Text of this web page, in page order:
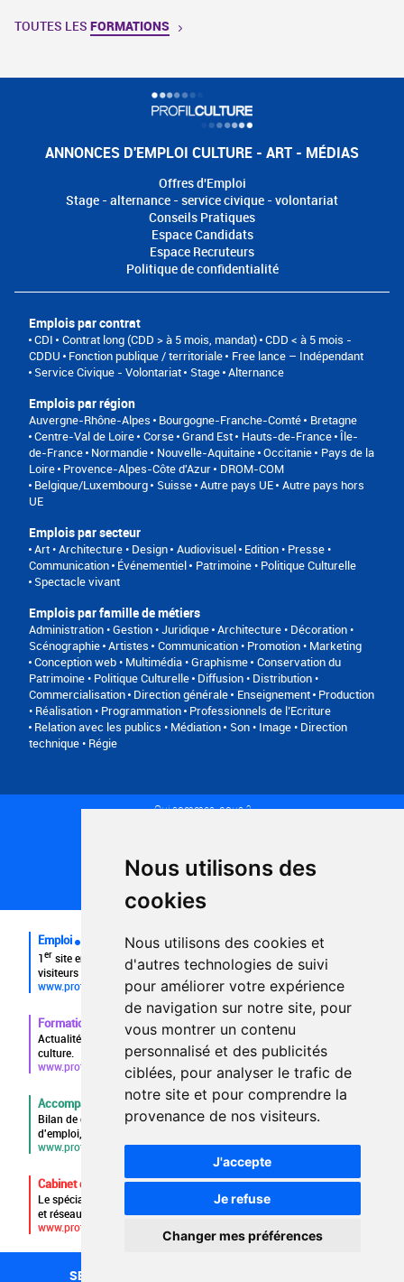
Nous utilisons des
cookies
Nous utilisons des cookies et
d'autres technologies de suivi
pour améliorer votre expérience
de navigation sur notre site, pour
vous montrer un contenu
personnalisé et des publicités
ciblées, pour analyser le trafic de
notre site et pour comprendre la
provenance de nos visiteurs.
J'accepte
Je refuse
Changer mes préférences
TOUTES LES FORMATIONS
ANNONCES D'EMPLOI CULTURE - ART - MÉDIAS
Offres d'Emploi
Stage - alternance - service civique - volontariat
Conseils Pratiques
Espace Candidats
Espace Recruteurs
Politique de confidentialité
Emplois par contrat
CDI Contrat long (CDD > à 5 mois, mandat) CDD < à 5 mois -
CDDU
Fonction publique / territoriale
Free lance – Indépendant
Service Civique - Volontariat
Stage Alternance
Emplois par région
Auvergne-Rhône-Alpes Bourgogne-Franche-Comté
Bretagne
Centre-Val de Loire Corse Grand Est Hauts-de-France Île-
de-France Normandie Nouvelle-Aquitaine Occitanie
Pays de la
Loire Provence-Alpes-Côte d'Azur
DROM-COM
Belgique/Luxembourg
Suisse Autre pays UE Autre pays hors
UE
Emplois par secteur
Art • Architecture • Design Audiovisuel Edition • Presse •
Communication Événementiel
Patrimoine • Politique Culturelle
Spectacle vivant
Emplois par famille de métiers
Administration • Gestion • Juridique Architecture • Décoration •
Scénographie Artistes
Communication • Promotion • Marketing
Conception web • Multimédia • Graphisme Conservation du
Patrimoine • Politique Culturelle Diffusion • Distribution •
Commercialisation Direction générale Enseignement Production
• Réalisation • Programmation Professionnels de l’Ecriture
Relation avec les publics • Médiation
Son • Image • Direction
technique • Régie
Qui sommes-nous ?
Plan du site
FAQ recruteurs
FAQ
Emploi
1er site emploi du secteur culturel 784.000 visites et 230.000
visiteurs uniques par mois.
www.profilculture.com
Formation
Actualités, guide et annuaire des formations aux métiers de la
culture.
www.profilculture-formation.com
Accompagnement professionnel
Bilan de compétences, coaching, techniques de recherche
d'emploi, entretien conseil.
www.profilculture-competences.com
Cabinet de recrutement
Le spécialiste du secteur culturel, une cvthèque de 86.000 CV
et réseau unique de professionnels.
www.profilculture-conseil.com/cabinet-recrutement
SECTEURS